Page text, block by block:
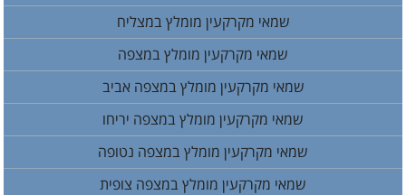
שמאי מקרקעין מומלץ במצליח
שמאי מקרקעין מומלץ במצפה
שמאי מקרקעין מומלץ במצפה אביב
שמאי מקרקעין מומלץ במצפה יריחו
שמאי מקרקעין מומלץ במצפה נטופה
שמאי מקרקעין מומלץ במצפה צופית